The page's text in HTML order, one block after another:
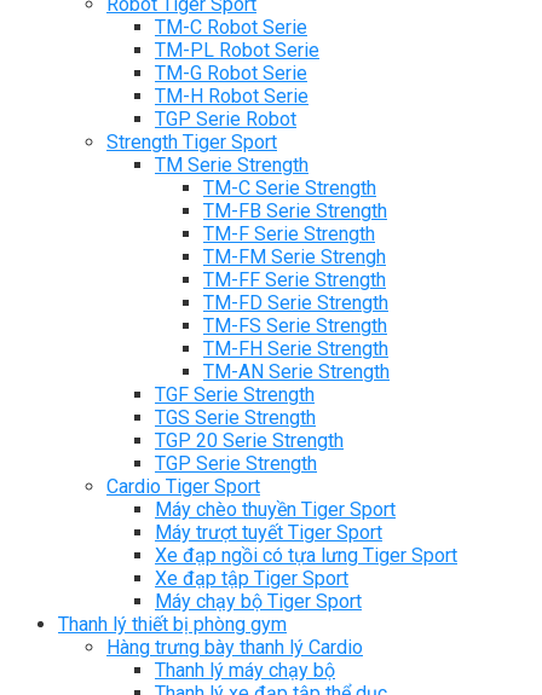
Robot Tiger Sport
TM-C Robot Serie
TM-PL Robot Serie
TM-G Robot Serie
TM-H Robot Serie
TGP Serie Robot
Strength Tiger Sport
TM Serie Strength
TM-C Serie Strength
TM-FB Serie Strength
TM-F Serie Strength
TM-FM Serie Strengh
TM-FF Serie Strength
TM-FD Serie Strength
TM-FS Serie Strength
TM-FH Serie Strength
TM-AN Serie Strength
TGF Serie Strength
TGS Serie Strength
TGP 20 Serie Strength
TGP Serie Strength
Cardio Tiger Sport
Máy chèo thuyền Tiger Sport
Máy trượt tuyết Tiger Sport
Xe đạp ngồi có tựa lưng Tiger Sport
Xe đạp tập Tiger Sport
Máy chạy bộ Tiger Sport
Thanh lý thiết bị phòng gym
Hàng trưng bày thanh lý Cardio
Thanh lý máy chạy bộ